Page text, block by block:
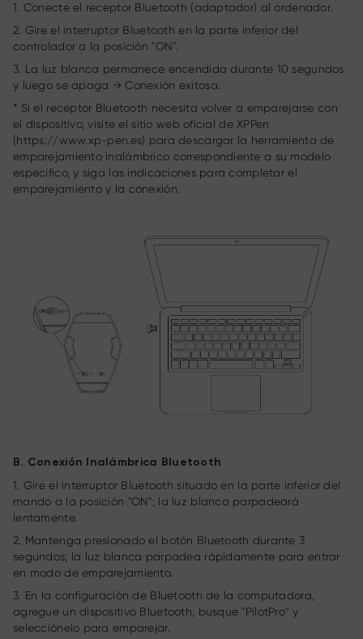
1. Conecte el receptor Bluetooth (adaptador) al ordenador.
2. Gire el interruptor Bluetooth en la parte inferior del
controlador a la posición "ON".
3. La luz blanca permanece encendida durante 10 segundos
y luego se apaga → Conexión exitosa.
* Si el receptor Bluetooth necesita volver a emparejarse con
el dispositivo, visite el sitio web oficial de XPPen
(https://www.xp-pen.es) para descargar la herramienta de
emparejamiento inalámbrico correspondiente a su modelo
específico, y siga las indicaciones para completar el
emparejamiento y la conexión.
B. Conexión Inalámbrica Bluetooth
1. Gire el interruptor Bluetooth situado en la parte inferior del
mando a la posición "ON"; la luz blanca parpadeará
lentamente.
2. Mantenga presionado el botón Bluetooth durante 3
segundos; la luz blanca parpadea rápidamente para entrar
en modo de emparejamiento.
3. En la configuración de Bluetooth de la computadora,
agregue un dispositivo Bluetooth, busque "PilotPro" y
selecciónelo para emparejar.